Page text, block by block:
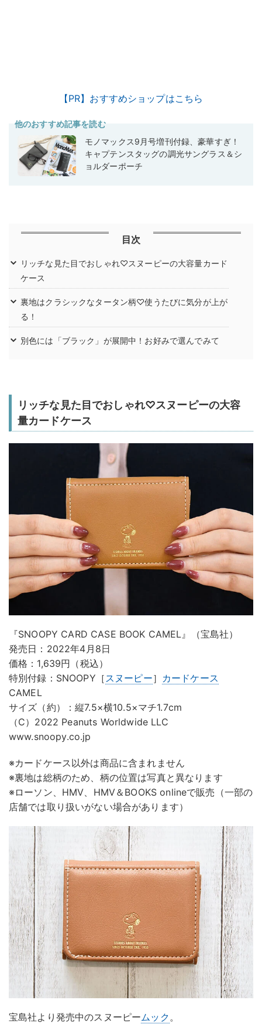
【PR】おすすめショップはこちら
他のおすすめ記事を読む
モノマックス9月号増刊付録、豪華すぎ！
キャプテンスタッグの調光サングラス＆シ
ョルダーポーチ
目次
リッチな見た目でおしゃれ♡スヌーピーの大容量カード
ケース
裏地はクラシックなタータン柄♡使うたびに気分が上が
る！
別色には「ブラック」が展開中！お好みで選んでみて
リッチな見た目でおしゃれ♡スヌーピーの大容
量カードケース
『SNOOPY CARD CASE BOOK CAMEL』（宝島社）
発売日：2022年4月8日
価格：1,639円（税込）
特別付録：SNOOPY［スヌーピー］ カードケース
CAMEL
サイズ（約）：縦7.5×横10.5×マチ1.7cm
（C）2022 Peanuts Worldwide LLC
www.snoopy.co.jp
※カードケース以外は商品に含まれません
※裏地は総柄のため、柄の位置は写真と異なります
※ローソン、HMV、HMV＆BOOKS onlineで販売（一部の
店舗では取り扱いがない場合があります）
宝島社より発売中のスヌーピームック。